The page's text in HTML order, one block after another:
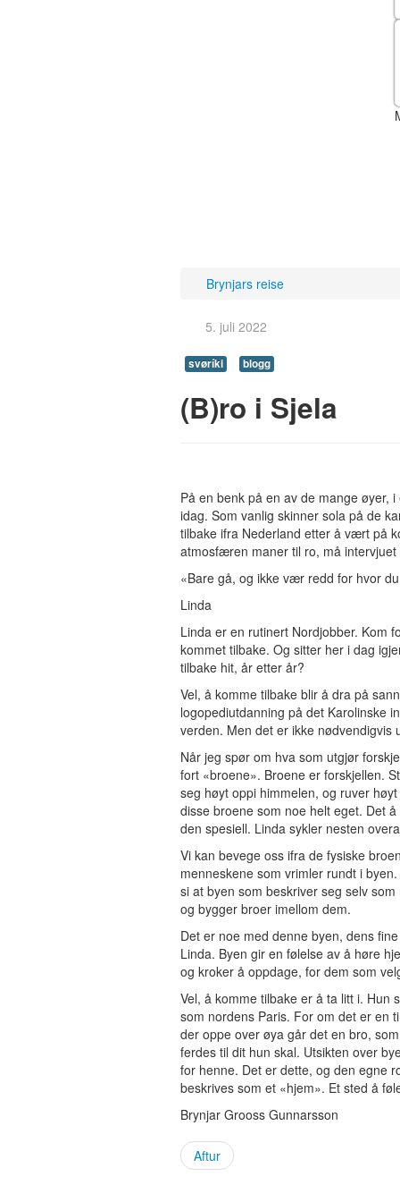
Brynjars reise
5. juli 2022
svøríki blogg
(B)ro i Sjela
På en benk på en av de mange øyer,
idag. Som vanlig skinner sola på de
tilbake ifra Nederland etter å vært på
atmosfæren maner til ro, må
«Bare gå, og ikke vær redd for hvor
Linda
Linda er en rutinert Nordjobber. Kom
kommet tilbake. Og sitter her i dag
tilbake hit, år etter år?
Vel, å komme tilbake blir å dra på
logopediutdanning på det Karolinske
verden. Men det er ikke nødvendigvis
Når jeg spør om hva som utgjør
fort «broene». Broene er forskjellen.
seg høyt oppi himmelen, og ruver
disse broene som noe helt eget. Det
den spesiell. Linda sykler nesten
Vi kan bevege oss ifra de fysiske
menneskene som vrimler rundt i
si at byen som beskriver seg selv
og bygger broer imellom dem.
Det er noe med denne byen, dens
Linda. Byen gir en følelse av å høre
og kroker å oppdage, for dem som
Vel, å komme tilbake er å ta litt i. Hun
som nordens Paris. For om det er en
der oppe over øya går det en bro,
ferdes til dit hun skal. Utsikten over
for henne. Det er dette, og den egne
beskrives som et «hjem». Et sted å
Brynjar Grooss Gunnarsson
Aftur